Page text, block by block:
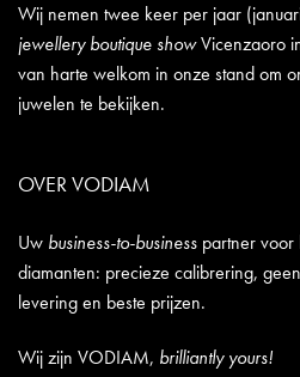
Wij nemen twee keer per jaar
jewellery boutique showVicenzaoro
van harte welkom in onze stand om
juwelen te bekijken.
OVER VODIAM
Uw business-to-business partner voor
diamanten: precieze calibrering,
levering en beste prijzen.
Wij zijn VODIAM, brilliantly yours!